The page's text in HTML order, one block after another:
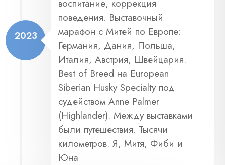
2023
воспитание, коррекция
поведения. Выставочный
марафон с Митей по Европе:
Германия, Дания, Польша,
Италия, Австрия, Швейцария.
Best of Breed на European
Siberian Husky Specialty под
судейством Anne Palmer
(Highlander). Между выставками
были путешествия. Тысячи
километров. Я, Митя, Фиби и
Юна